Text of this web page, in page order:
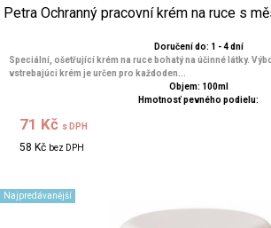
Petra Ochranný pracovní krém na ruce s
Doručení do: 1 - 4 dní
Speciální, ošetřující krém na ruce bohatý na účinné látky.
vstrebajúci krém je určen pro každoden...
Objem: 100ml
Hmotnosť pevného podielu:
71 Kč s DPH
58 Kč bez DPH
Najpredávanější